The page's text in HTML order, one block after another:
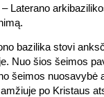
Laterano
bazilika stovi
Nuo šios šeimos
šeimos nuosavybė
po Kristaus